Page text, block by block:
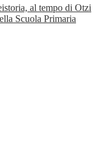
al tempo di Otzi
Scuola Primaria